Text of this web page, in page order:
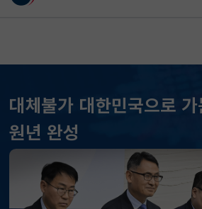
대체불가 대한민국으로
원년 완성
KOSPI
KOSDAQ
국고채(3년)
달러-원